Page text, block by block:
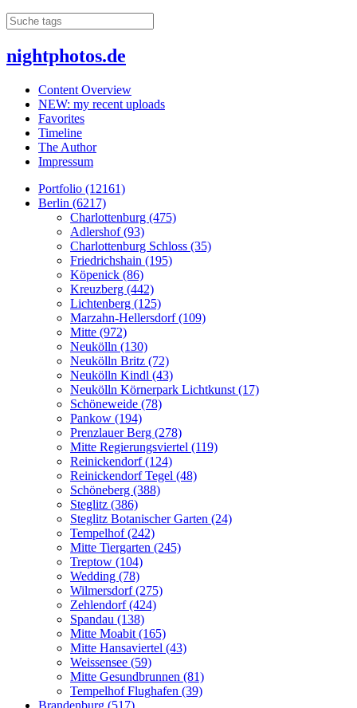
nightphotos.de
Content Overview
NEW: my recent uploads
Favorites
Timeline
The Author
Impressum
Portfolio (12161)
Berlin (6217)
Charlottenburg (475)
Adlershof (93)
Charlottenburg Schloss (35)
Friedrichshain (195)
Köpenick (86)
Kreuzberg (442)
Lichtenberg (125)
Marzahn-Hellersdorf (109)
Mitte (972)
Neukölln (130)
Neukölln Britz (72)
Neukölln Kindl (43)
Neukölln Körnerpark Lichtkunst (17)
Schöneweide (78)
Pankow (194)
Prenzlauer Berg (278)
Mitte Regierungsviertel (119)
Reinickendorf (124)
Reinickendorf Tegel (48)
Schöneberg (388)
Steglitz (386)
Steglitz Botanischer Garten (24)
Tempelhof (242)
Mitte Tiergarten (245)
Treptow (104)
Wedding (78)
Wilmersdorf (275)
Zehlendorf (424)
Spandau (138)
Mitte Moabit (165)
Mitte Hansaviertel (43)
Weissensee (59)
Mitte Gesundbrunnen (81)
Tempelhof Flughafen (39)
Brandenburg (517)